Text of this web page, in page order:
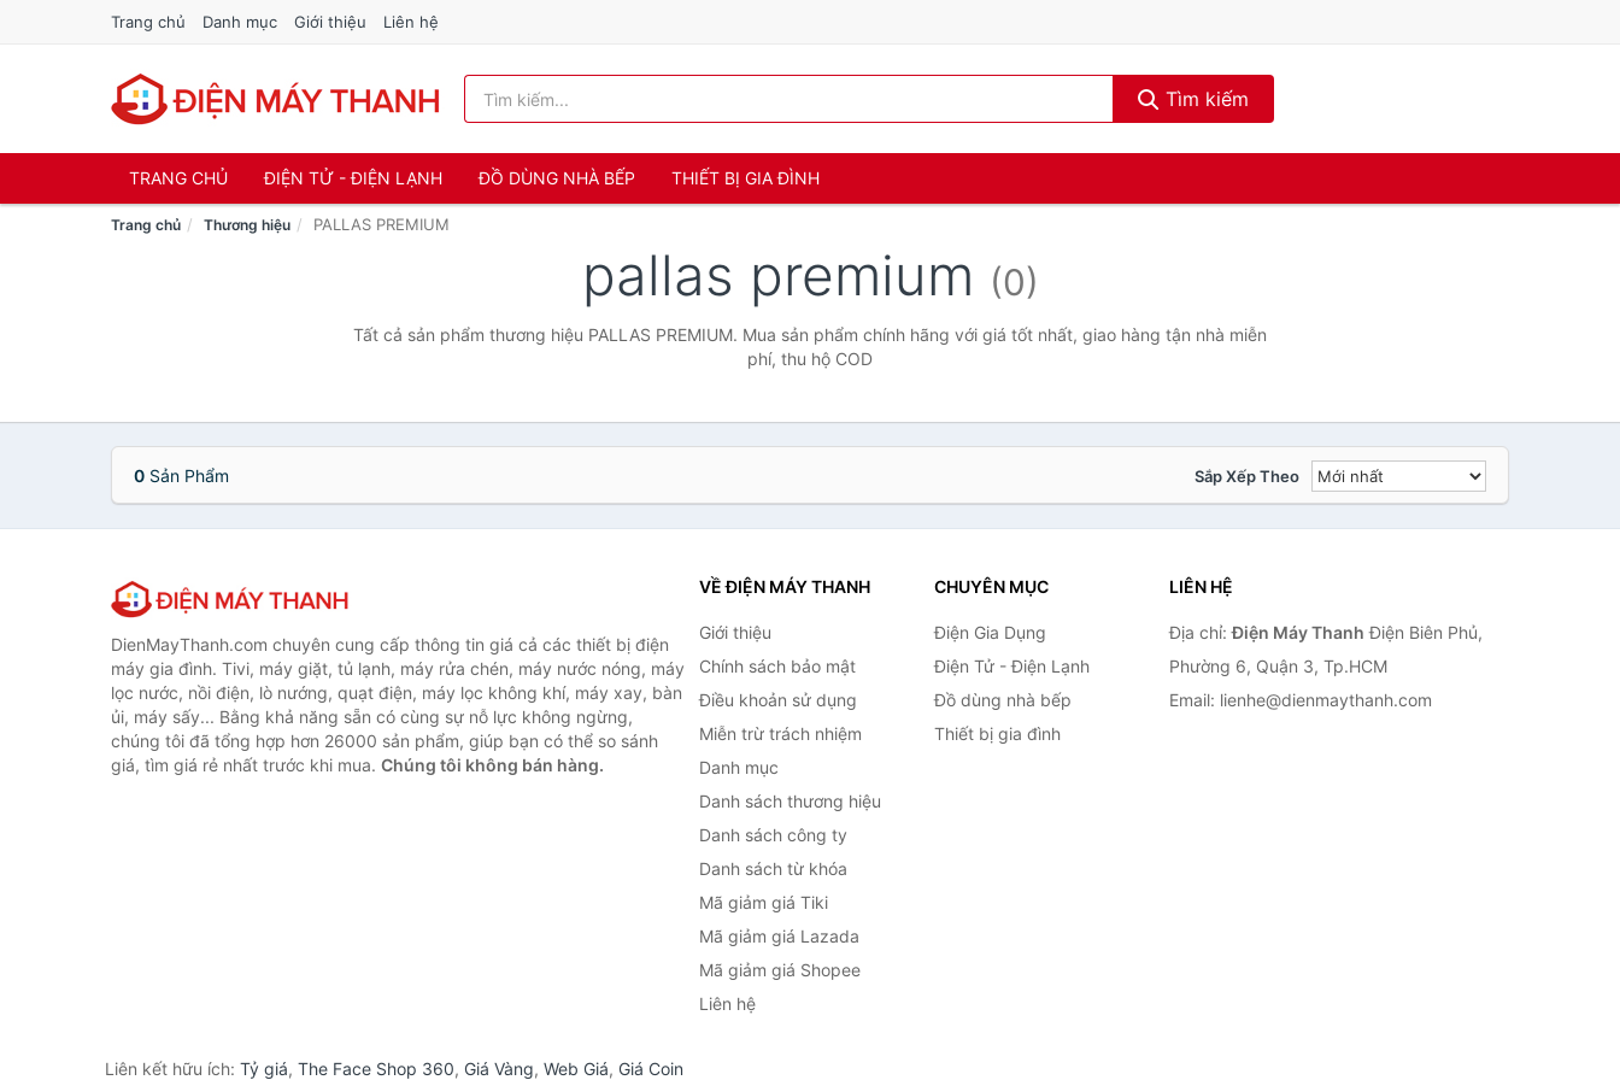
Trang chủ Danh mục Giới thiệu Liên hệ
Tìm kiếm
TRANG CHỦ ĐIỆN TỬ - ĐIỆN LẠNH ĐỒ DÙNG NHÀ BẾP THIẾT BỊ GIA ĐÌNH
Trang chủ Thương hiệu PALLAS PREMIUM
pallas premium (0)
Tất cả sản phẩm thương hiệu PALLAS PREMIUM. Mua sản phẩm chính hãng với giá tốt nhất, giao hàng tận nhà miễn
phí, thu hộ COD
0 Sản Phẩm Sắp Xếp Theo
DienMayThanh.com chuyên cung cấp thông tin giá cả các thiết bị điện
máy gia đình. Tivi, máy giặt, tủ lạnh, máy rửa chén, máy nước nóng, máy
lọc nước, nồi điện, lò nướng, quạt điện, máy lọc không khí, máy xay, bàn
ủi, máy sấy... Bằng khả năng sẵn có cùng sự nỗ lực không ngừng,
chúng tôi đã tổng hợp hơn 26000 sản phẩm, giúp bạn có thể so sánh
giá, tìm giá rẻ nhất trước khi mua. Chúng tôi không bán hàng.
VỀ ĐIỆN MÁY THANH
Giới thiệu
Chính sách bảo mật
Điều khoản sử dụng
Miễn trừ trách nhiệm
Danh mục
Danh sách thương hiệu
Danh sách công ty
Danh sách từ khóa
Mã giảm giá Tiki
Mã giảm giá Lazada
Mã giảm giá Shopee
Liên hệ
CHUYÊN MỤC
Điện Gia Dụng
Điện Tử - Điện Lạnh
Đồ dùng nhà bếp
Thiết bị gia đình
LIÊN HỆ
Địa chỉ:Điện Máy Thanh Điện Biên Phủ,
Phường 6, Quận 3, Tp.HCM
Email: lienhe@dienmaythanh.com
Liên kết hữu ích: Tỷ giá, The Face Shop 360, Giá Vàng, Web Giá, Giá Coin